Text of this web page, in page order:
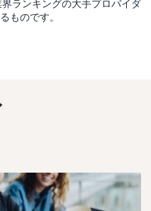
ランキングの大手プロバイダ
ものです。